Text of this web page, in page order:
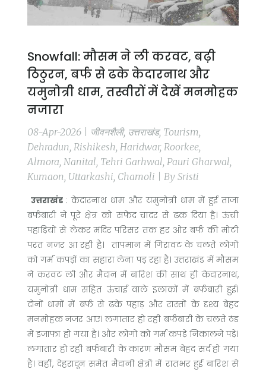
Snowfall: मौसम ने ली करवट, बढ़ी
ठिठुरन, बर्फ से ढके केदारनाथ और
यमुनोत्री धाम, तस्वीरों में देखें मनमोहक
नजारा
08-Apr-2026 | जीवनशैली, उत्तराखंड, Tourism,
Dehradun, Rishikesh, Haridwar, Roorkee,
Almora, Nanital, Tehri Garhwal, Pauri Gharwal,
Kumaon, Uttarkashi, Chamoli | By Sristi
उत्तराखंड : केदारनाथ धाम और यमुनोत्री धाम में हुई ताजा
बर्फबारी ने पूरे क्षेत्र को सफेद चादर से ढक दिया है। ऊंची
पहाड़ियों से लेकर मंदिर परिसर तक हर ओर बर्फ की मोटी
परत नजर आ रही है। तापमान में गिरावट के चलते लोगों
को गर्म कपड़ों का सहारा लेना पड़ रहा है। उत्तराखंड में मौसम
ने करवट ली और मैदान में बारिश की साथ ही केदारनाथ,
यमुनोत्री धाम सहित ऊंचाई वाले इलाकों में बर्फबारी हुई।
दोनों धामों में बर्फ से ढके पहाड़ और रास्तों के दृश्य बेहद
मनमोहक नजर आए। लगातार हो रही बर्फबारी के चलते ठंड
में इजाफा हो गया है। और लोगों को गर्म कपड़े निकालने पड़े।
लगातार हो रही बर्फबारी के कारण मौसम बेहद सर्द हो गया
है। वहीं, देहरादून समेत मैदानी क्षेत्रों में रातभर हुई बारिश से